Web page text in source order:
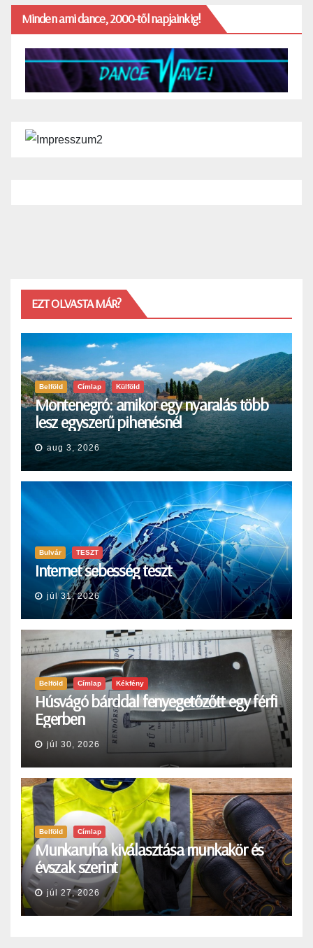
Minden ami dance, 2000-től napjainkig!
EZT OLVASTA MÁR?
Belföld Címlap Külföld
Montenegró: amikor egy nyaralás több
lesz egyszerű pihenésnél
aug 3, 2026
Bulvár TESZT
Internet sebesség teszt
júl 31, 2026
Belföld Címlap Kékfény
Húsvágó bárddal fenyegetőzőtt egy férfi
Egerben
júl 30, 2026
Belföld Címlap
Munkaruha kiválasztása munkakör és
évszak szerint
júl 27, 2026